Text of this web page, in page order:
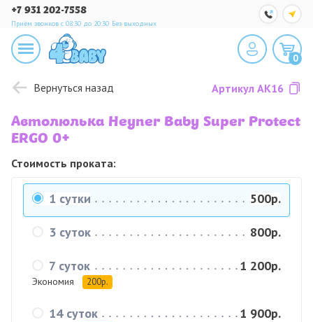
+7 931 202-7558
Приём звонков с 08:30 до 20:30 Без выходных
0
Вернуться назад Артикул AK16
Автолюлька Heyner Baby Super Protect
ERGO 0+
Стоимость проката:
1 сутки 500р.
3 суток 800р.
7 суток 1 200р.
Экономия 200р.
14 суток 1 900р.